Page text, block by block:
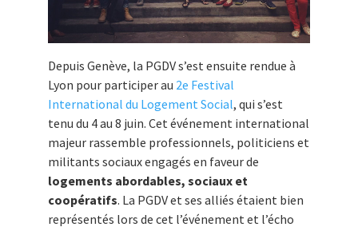
Depuis Genève, la PGDV s’est ensuite rendue à
Lyon pour participer au 2e Festival
International du Logement Social, qui s’est
tenu du 4 au 8 juin. Cet événement international
majeur rassemble professionnels, politiciens et
militants sociaux engagés en faveur de
logements abordables, sociaux et
coopératifs. La PGDV et ses alliés étaient bien
représentés lors de cet l’événement et l’écho